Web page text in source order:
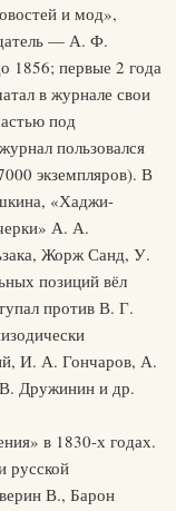
и мод»,
— А. Ф.
1856; первые 2 года
в журнале свои
под
пользовался
экземпляров). В
«Хаджи-
А. А.
Жорж Санд, У.
позиций вёл
против В. Г.
И. А. Гончаров, А.
Дружинин и др.
в 1830-х годах.
русской
В., Барон